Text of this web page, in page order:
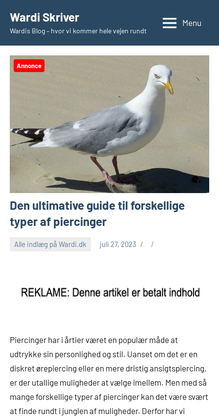
indhold
Wardi Skriver
Wardis Blog – hvor vi kommer hele vejen rundt
Menu
Annonce
Den ultimative guide til forskellige
typer af piercinger
Alle indlæg på Wardi.dk juli 27, 2023
Piercinger har i årtier været en populær måde at
udtrykke sin personlighed og stil. Uanset om det er en
diskret ørepiercing eller en mere dristig ansigtspiercing,
er der utallige muligheder at vælge imellem. Men med så
mange forskellige typer af piercinger kan det være svært
at finde rundt i junglen af muligheder. Derfor har vi